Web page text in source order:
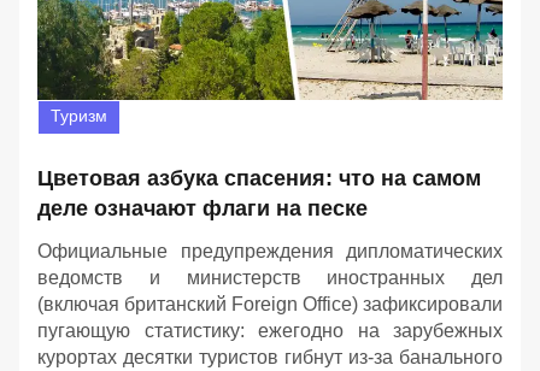
Туризм
Цветовая азбука спасения: что на самом
деле означают флаги на песке
Официальные предупреждения дипломатических
ведомств и министерств иностранных дел
(включая британский Foreign Office) зафиксировали
пугающую статистику: ежегодно на зарубежных
курортах десятки туристов гибнут из-за банального